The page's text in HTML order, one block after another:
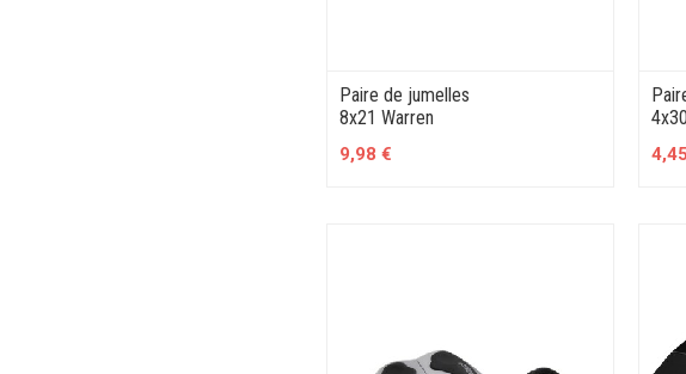
Paire de jumelles
8x21 Warren
9,98 €
4x30